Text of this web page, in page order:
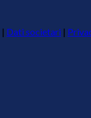
Dati societari |